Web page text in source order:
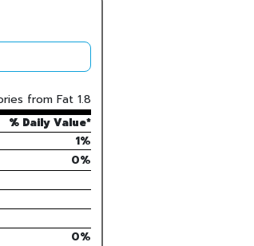
from Fat 1.8
% Daily Value*
1%
0%
0%